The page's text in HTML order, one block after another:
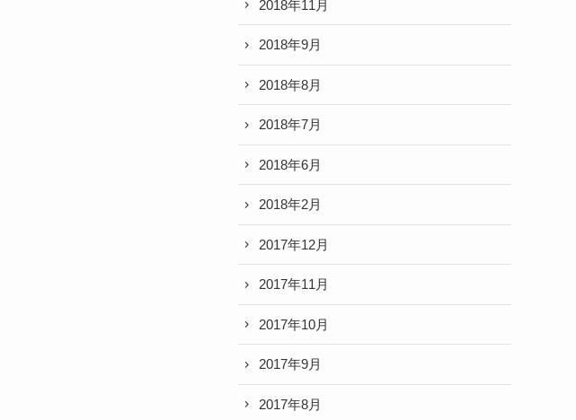
2018年11月
2018年9月
2018年8月
2018年7月
2018年6月
2018年2月
2017年12月
2017年11月
2017年10月
2017年9月
2017年8月